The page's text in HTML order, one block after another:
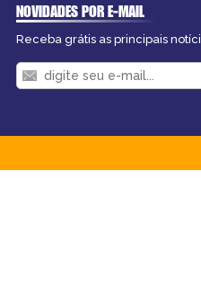
NOVIDADES POR E-MAIL
Receba grátis as principais